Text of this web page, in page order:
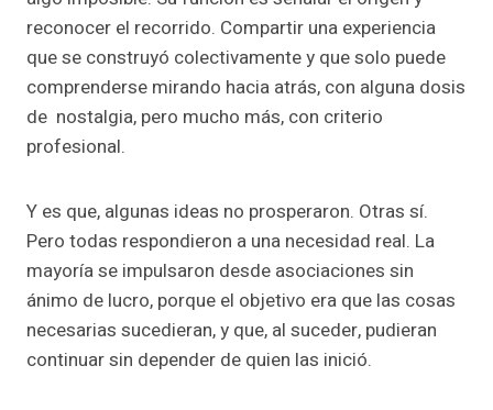
reconocer el recorrido. Compartir una experiencia
que se construyó colectivamente y que solo puede
comprenderse mirando hacia atrás, con alguna dosis
de nostalgia, pero mucho más, con criterio
profesional.
Y es que, algunas ideas no prosperaron. Otras sí.
Pero todas respondieron a una necesidad real. La
mayoría se impulsaron desde asociaciones sin
ánimo de lucro, porque el objetivo era que las cosas
necesarias sucedieran, y que, al suceder, pudieran
continuar sin depender de quien las inició.